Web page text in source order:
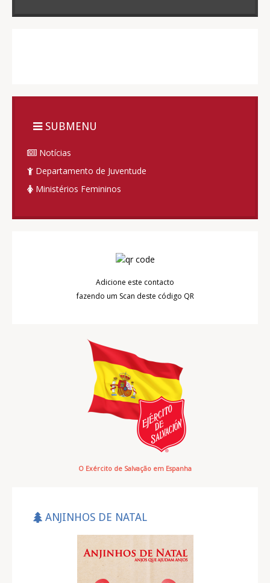
SUBMENU
Notícias
Departamento de Juventude
Ministérios Femininos
Adicione este contacto
fazendo um Scan deste código QR
O Exército de Salvação em Espanha
ANJINHOS DE NATAL